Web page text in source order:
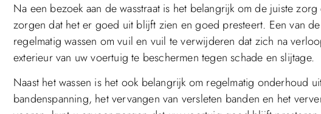
Na een bezoek aan de wasstraat is het belangrijk om de juiste
zorgen dat het er goed uit blijft zien en goed presteert. Een van
regelmatig wassen om vuil en vuil te verwijderen dat zich na
exterieur van uw voertuig te beschermen tegen schade en slijtage.
Naast het wassen is het ook belangrijk om regelmatig onderhoud
bandenspanning, het vervangen van versleten banden en het